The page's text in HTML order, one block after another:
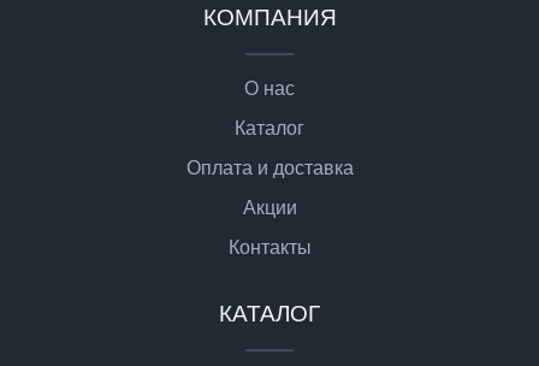
КОМПАНИЯ
О нас
Каталог
Оплата и доставка
Акции
Контакты
КАТАЛОГ